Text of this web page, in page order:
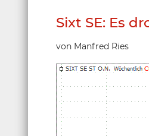
Sixt SE: Es
von Manfred Ries